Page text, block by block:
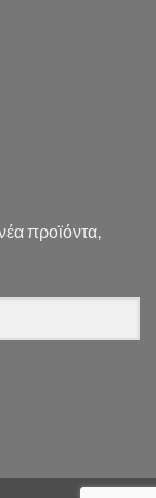
προϊόντα,